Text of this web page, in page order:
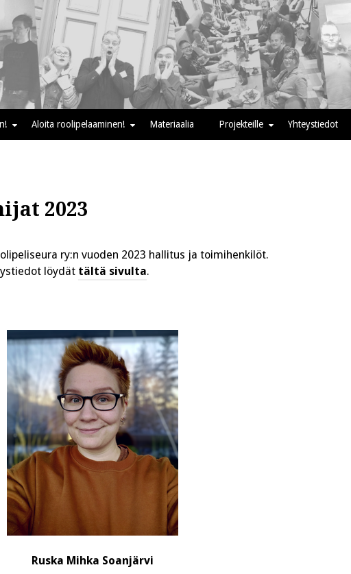
Aloita roolipelaaminen! Materiaalia Projekteille Yhteystiedot
2023
ry:n vuoden 2023 hallitus ja toimihenkilöt.
löydät tältä sivulta.
Ruska Mihka Soanjärvi